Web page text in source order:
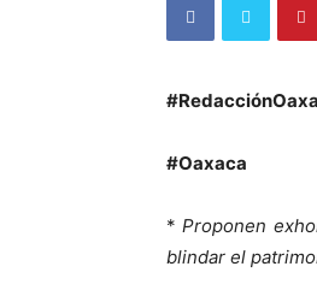
#Oaxaca
*Proponen
blindar el